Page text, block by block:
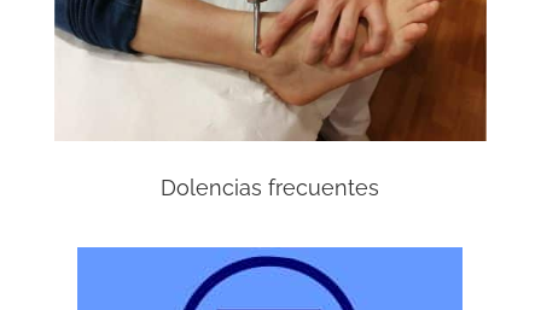
Dolencias frecuentes